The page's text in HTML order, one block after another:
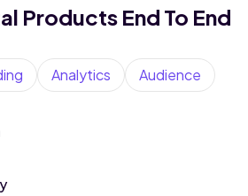
Products End To End
Analytics Audience